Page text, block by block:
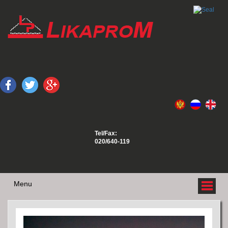
Tel/Fax:
020/640-119
Menu